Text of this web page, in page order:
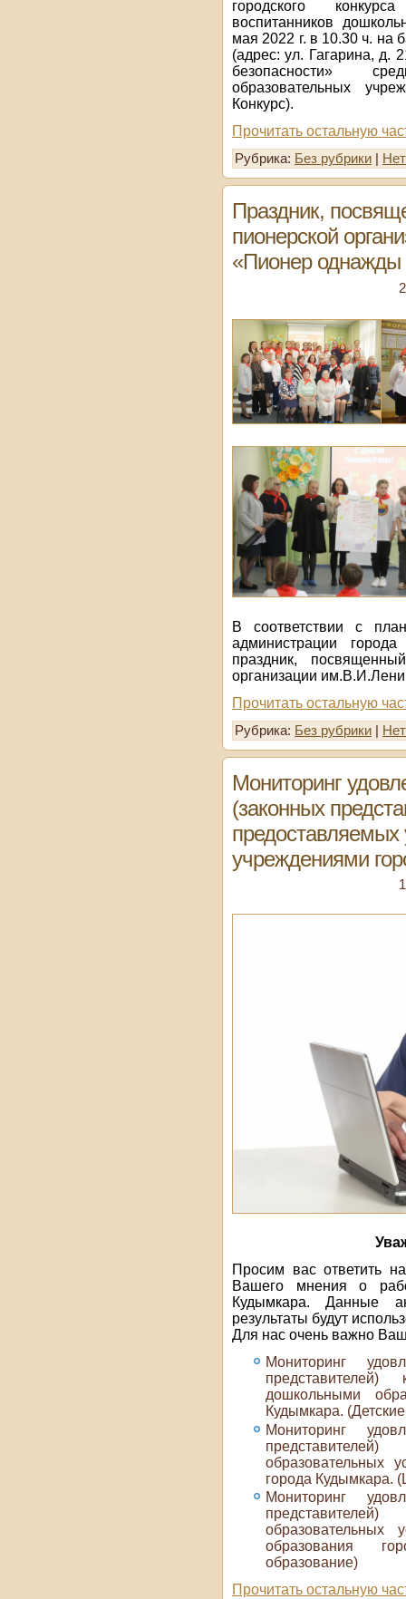
городского
воспитанников
мая 2022 г. в 10.30 ч.
(адрес: ул. Гагарина, д.
безопасности»
образовательных
Конкурс).
Прочитать остальную
Рубрика: Без рубрики
Праздник,
пионерской
«Пионер однажды
В соответствии с
администрации
праздник,
организации
Прочитать остальную
Рубрика: Без рубрики |
Мониторинг
(законных
предоставляемых
учреждениями
Просим вас ответить
Вашего мнения о
Кудымкара. Данные
результаты будут
Для нас очень важно
Мониторинг
представителей)
дошкольными
Кудымкара.
Мониторинг
образовательных
города Кудымкара.
Мониторинг
образовательных
образования
образование)
Прочитать остальную